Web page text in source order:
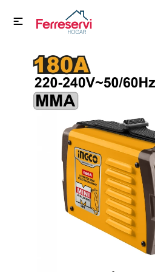

Herramientas y Construcción
Electrodomésticos
Tecnología